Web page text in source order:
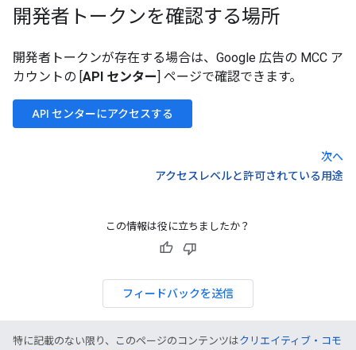
開発者トークンを確認する場所
開発者トークンが存在する場合は、Google 広告の MCC ア
カウントの [API センター] ページで確認できます。
API センターにアクセスする
次へ
アクセスレベルと許可されている用途
この情報は役に立ちましたか？
フィードバックを送信
特に記載のない限り、このページのコンテンツはクリエイティブ・コモ